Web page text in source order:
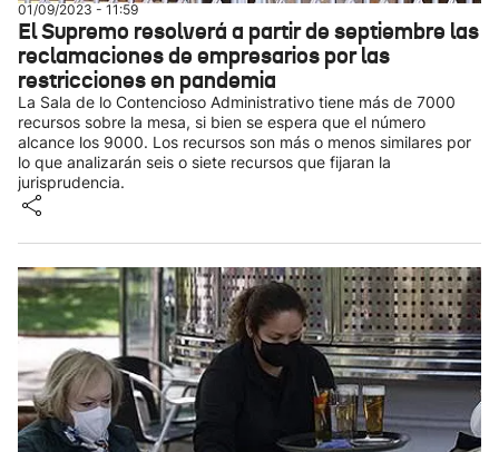
01/09/2023 - 11:59
El Supremo resolverá a partir de septiembre las
reclamaciones de empresarios por las
restricciones en pandemia
La Sala de lo Contencioso Administrativo tiene más de 7000
recursos sobre la mesa, si bien se espera que el número
alcance los 9000. Los recursos son más o menos similares por
lo que analizarán seis o siete recursos que fijaran la
jurisprudencia.